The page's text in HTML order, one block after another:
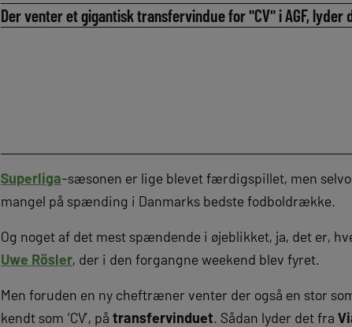
Der venter et gigantisk transfervindue for "CV" i AGF,
Superliga-sæsonen er lige blevet færdigspillet, men
mangel på spænding i Danmarks bedste fodboldrække.
Og noget af det mest spændende i øjeblikket, ja, det er,
Uwe Rösler, der i den forgangne weekend blev fyret.
Men foruden en ny cheftræner venter der også en stor
kendt som ‘CV’, på transfervinduet. Sådan lyder det fra